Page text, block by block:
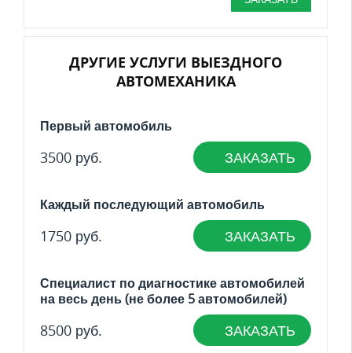
ДРУГИЕ УСЛУГИ ВЫЕЗДНОГО
АВТОМЕХАНИКА
3500 руб. ЗАКАЗАТЬ
Первый автомобиль
1750 руб. ЗАКАЗАТЬ
Каждый последующий автомобиль
8500 руб. ЗАКАЗАТЬ
Специалист по диагностике автомобилей
на весь день (не более 5 автомобилей)